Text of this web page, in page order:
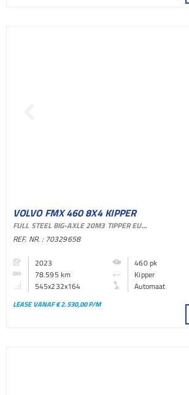
VOLVO FMX 460 8X4 KIPPER
BAKWAGEN
FULL STEEL BIG-AXLE 20M3 TIPPER EURO 6
REF. NR. : 70329658
2023
460 pk
78.595 km
Kipper
545x232x164
Automaat
LEASE VANAF € 2.530,00 P/M